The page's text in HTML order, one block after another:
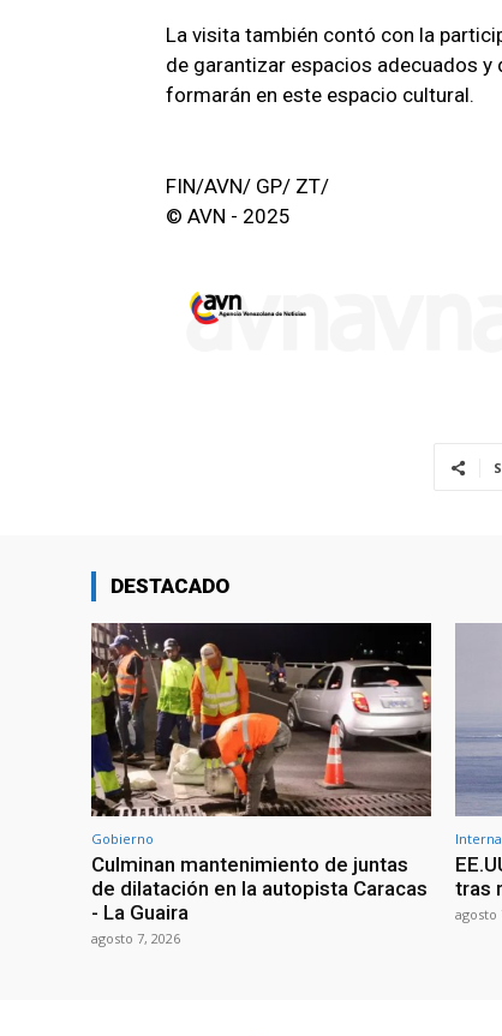
La visita también contó con la
de garantizar espacios adecuados
formarán en este espacio cultural.
FIN/AVN/ GP/ ZT/
© AVN - 2025
DESTACADO
Gobierno
Culminan mantenimiento de juntas
de dilatación en la autopista Caracas
- La Guaira
agosto 7, 2026
tras
agosto